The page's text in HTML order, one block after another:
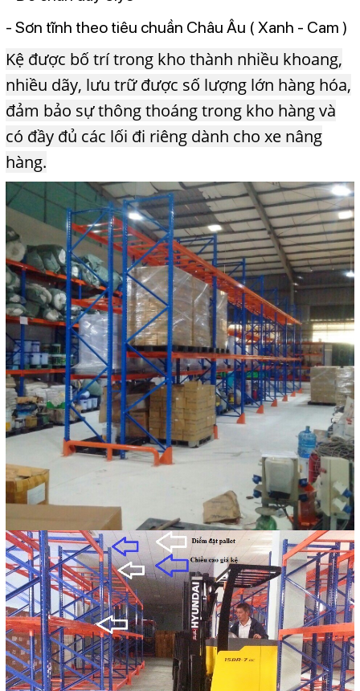
- Sơn tĩnh theo tiêu chuần Châu Âu ( Xanh - Cam )
Kệ được bố trí trong kho thành nhiều khoang,
nhiều dãy, lưu trữ được số lượng lớn hàng hóa,
đảm bảo sự thông thoáng trong kho hàng và
có đầy đủ các lối đi riêng dành cho xe nâng
hàng.